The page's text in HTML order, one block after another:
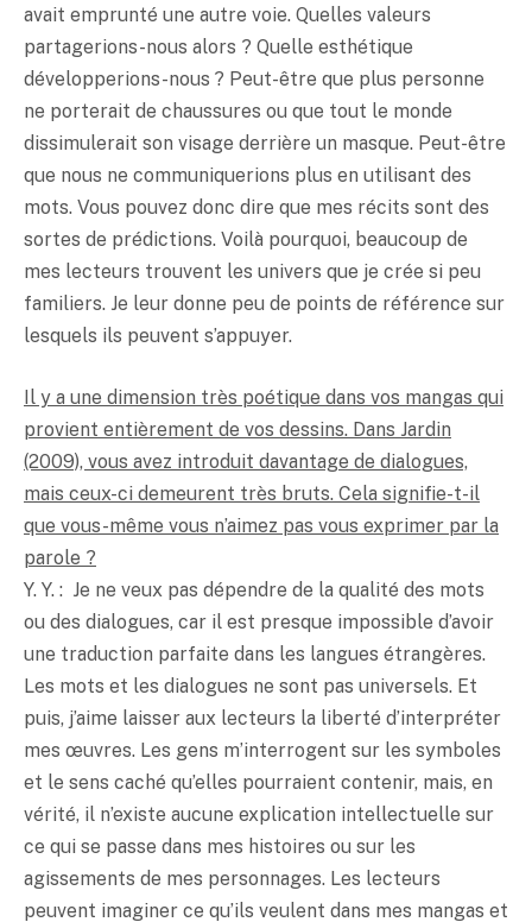
avait emprunté une autre voie. Quelles valeurs
partagerions-nous alors ? Quelle esthétique
développerions-nous ? Peut-être que plus personne
ne porterait de chaussures ou que tout le monde
dissimulerait son visage derrière un masque. Peut-être
que nous ne communiquerions plus en utilisant des
mots. Vous pouvez donc dire que mes récits sont des
sortes de prédictions. Voilà pourquoi, beaucoup de
mes lecteurs trouvent les univers que je crée si peu
familiers. Je leur donne peu de points de référence sur
lesquels ils peuvent s’appuyer.
Il y a une dimension très poétique dans vos mangas qui
provient entièrement de vos dessins. Dans Jardin
(2009), vous avez introduit davantage de dialogues,
mais ceux-ci demeurent très bruts. Cela signifie-t-il
que vous-même vous n’aimez pas vous exprimer par la
parole ?
Y. Y. : Je ne veux pas dépendre de la qualité des mots
ou des dialogues, car il est presque impossible d’avoir
une traduction parfaite dans les langues étrangères.
Les mots et les dialogues ne sont pas universels. Et
puis, j’aime laisser aux lecteurs la liberté d’interpréter
mes œuvres. Les gens m’interrogent sur les symboles
et le sens caché qu’elles pourraient contenir, mais, en
vérité, il n’existe aucune explication intellectuelle sur
ce qui se passe dans mes histoires ou sur les
agissements de mes personnages. Les lecteurs
peuvent imaginer ce qu’ils veulent dans mes mangas et